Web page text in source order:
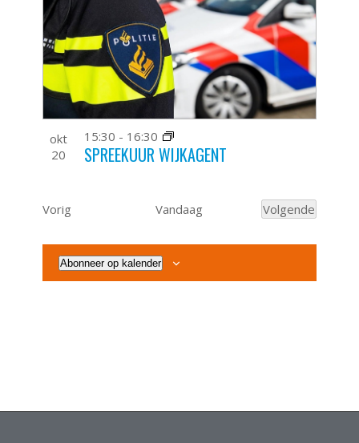
navigatie
events
in
Photo
View
okt
20
SPREEKUUR WIJKAGENT
15:30 - 16:30
Vorig Vandaag
Volgende
Abonneer op kalender